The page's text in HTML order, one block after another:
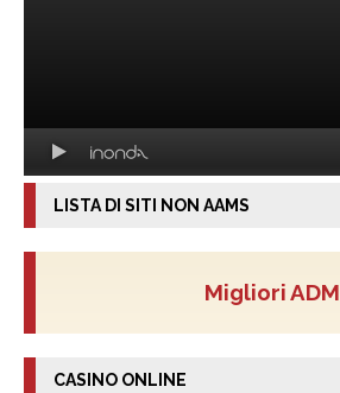
LISTA DI SITI NON AAMS
Migliori ADM
CASINO ONLINE